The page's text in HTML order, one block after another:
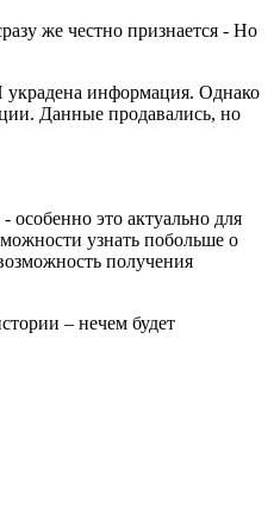
же честно признается - Но
информация. Однако
Данные продавались, но
особенно это актуально для
узнать побольше о
получения
– нечем будет